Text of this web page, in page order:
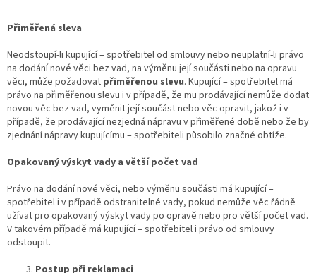
Přiměřená sleva
Neodstoupí-li kupující – spotřebitel od smlouvy nebo neuplatní-li právo
na dodání nové věci bez vad, na výměnu její součásti nebo na opravu
věci, může požadovat přiměřenou slevu. Kupující – spotřebitel má
právo na přiměřenou slevu i v případě, že mu prodávající nemůže dodat
novou věc bez vad, vyměnit její součást nebo věc opravit, jakož i v
případě, že prodávající nezjedná nápravu v přiměřené době nebo že by
zjednání nápravy kupujícímu – spotřebiteli působilo značné obtíže.
Opakovaný výskyt vady a větší počet vad
Právo na dodání nové věci, nebo výměnu součásti má kupující –
spotřebitel i v případě odstranitelné vady, pokud nemůže věc řádně
užívat pro opakovaný výskyt vady po opravě nebo pro větší počet vad.
V takovém případě má kupující – spotřebitel i právo od smlouvy
odstoupit.
Postup při reklamaci